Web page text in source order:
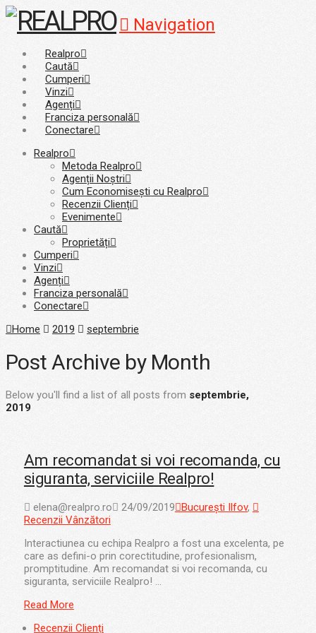
Navigation
Realpro
Caută
Cumperi
Vinzi
Agenți
Franciza personală
Conectare
Realpro
Metoda Realpro
Agenții Noștri
Cum Economisești cu Realpro
Recenzii Clienți
Evenimente
Caută
Proprietăți
Cumperi
Vinzi
Agenți
Franciza personală
Conectare
Home
2019 septembrie
Post Archive by Month
Below you'll find a list of all posts from septembrie,
2019
Am recomandat si voi recomanda, cu
siguranta, serviciile Realpro!
elena@realpro.ro 24/09/2019 București Ilfov,
Recenzii Vânzători
Interactiunea cu echipa Realpro a fost una excelenta, pe
care as defini-o prin corectitudine, profesionalism,
promptitudine. Am recomandat si voi recomanda, cu
siguranta, serviciile Realpro! …
Read More
Recenzii Clienți